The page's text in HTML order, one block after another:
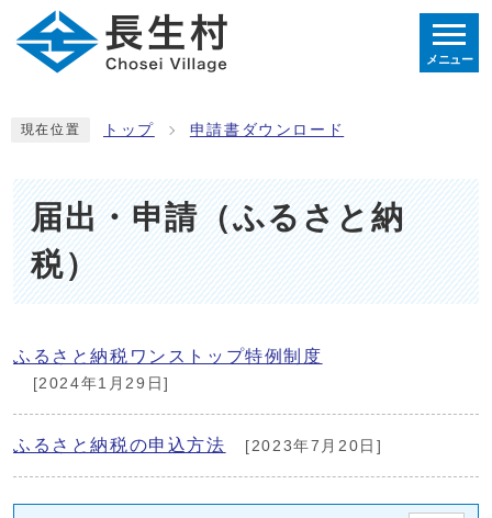
メニュー
現在位置 トップ 申請書ダウンロード
届出・申請（ふるさと納
税）
ふるさと納税ワンストップ特例制度
[2024年1月29日]
ふるさと納税の申込方法 [2023年7月20日]